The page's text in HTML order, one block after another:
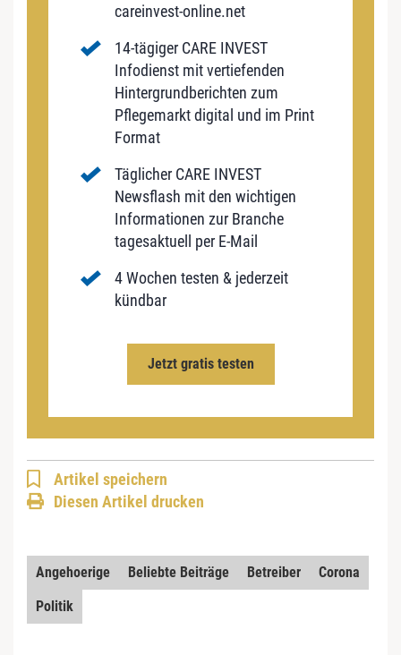
careinvest-online.net
14-tägiger CARE INVEST
Infodienst mit vertiefenden
Hintergrundberichten zum
Pflegemarkt digital und im Print
Format
Täglicher CARE INVEST
Newsflash mit den wichtigen
Informationen zur Branche
tagesaktuell per E-Mail
4 Wochen testen & jederzeit
kündbar
Jetzt gratis testen
Artikel speichern
Diesen Artikel drucken
Angehoerige Beliebte Beiträge Betreiber
Corona
Politik